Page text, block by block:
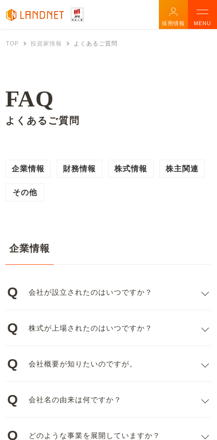
採用情報 MENU
TOP 投資家情報 よくあるご質問
FAQ
よくあるご質問
企業情報 財務情報 株式情報 株主関連
その他
企業情報
会社が設立されたのはいつですか？
株式が上場されたのはいつですか？
会社概要が知りたいのですが。
会社名の由来は何ですか？
どのような事業を展開していますか？